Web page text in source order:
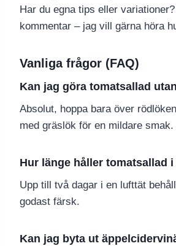
Har du egna tips eller
kommentar – jag vill gärna höra
Vanliga frågor (FAQ)
Kan jag göra tomatsallad
Absolut, hoppa bara över
med gräslök för en mildare smak.
Hur länge håller tomatsallad
Upp till två dagar i en lufttät
godast färsk.
Kan jag byta ut